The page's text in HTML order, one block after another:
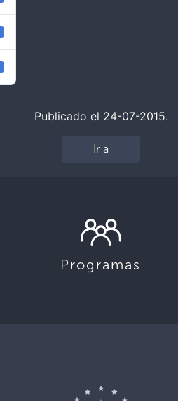
Publicado el 24-07-2015.
Ir a
Programas